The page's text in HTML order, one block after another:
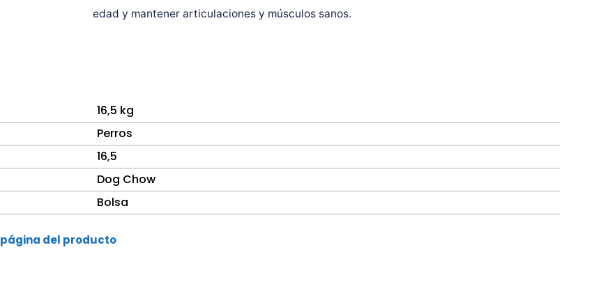
edad y mantener articulaciones y músculos sanos.
16,5 kg
Perros
16,5
Dog Chow
Bolsa
página del producto